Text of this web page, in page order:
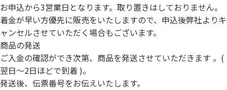
お申込から3営業日となります。取り置きはしておりません。
着金が早い方優先に販売をいたしますので、申込後弊社よりキ
ャンセルさせていただく場合もございます。
商品の発送
ご入金の確認ができ次第、商品を発送させていただきます 。(
翌日～2日ほどで到着 )。
発送後、伝票番号をお伝えいたします。